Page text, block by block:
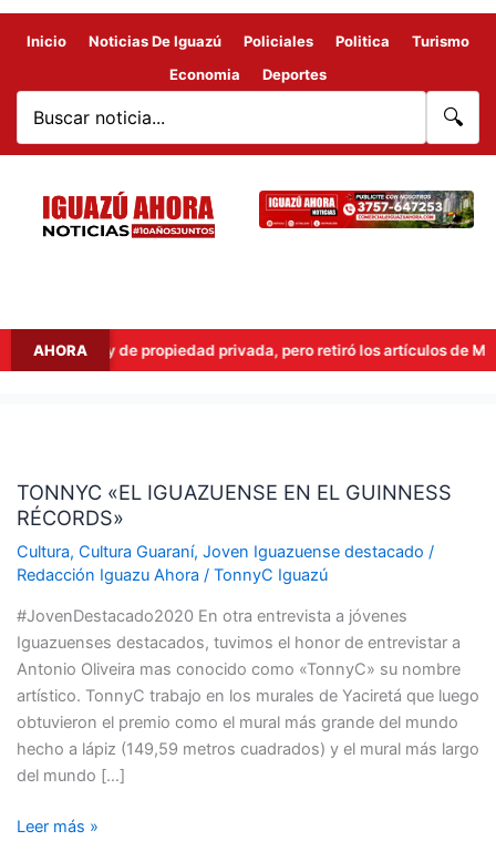
Inicio Noticias De Iguazú Policiales Politica
Turismo
Economia
Deportes
🔍
AHORA
la ley de propiedad privada, pero retiró los artículos de Manejo
TONNYC «EL IGUAZUENSE EN EL GUINNESS
RÉCORDS»
Cultura, Cultura Guaraní, Joven Iguazuense destacado /
Redacción Iguazu Ahora / TonnyC Iguazú
#JovenDestacado2020 En otra entrevista a jóvenes
Iguazuenses destacados, tuvimos el honor de entrevistar a
Antonio Oliveira mas conocido como «TonnyC» su nombre
artístico. TonnyC trabajo en los murales de Yaciretá que luego
obtuvieron el premio como el mural más grande del mundo
hecho a lápiz (149,59 metros cuadrados) y el mural más largo
del mundo […]
IGUAZUENSE
EN
EL
GUINNESS
Leer más »